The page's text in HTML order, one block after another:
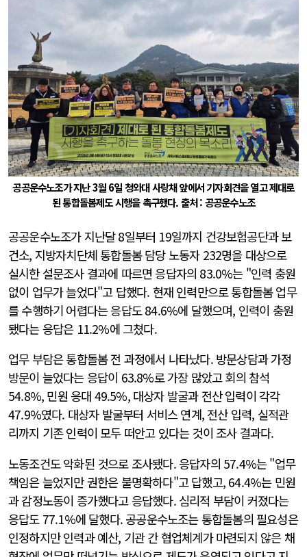
공공운수노조가 지난 3월 6일 청와대 사랑채 앞에서 기자회견을 열고 제대로
된 통합돌봄제도 시행을 촉구했다. 출처 : 공공운수노조
공공운수노조가 지난달 8일부터 19일까지 건강보험공단과 보
건소, 지방자치단체 통합돌봄 담당 노동자 232명을 대상으로
실시한 설문조사 결과에 따르면 응답자의 83.0%는 "인력 충원
없이 업무가 늘었다"고 답했다. 현재 인력만으로 통합돌봄 업무
를 수행하기 어렵다는 응답도 84.6%에 달했으며, 인력이 충원
됐다는 응답은 11.2%에 그쳤다.
업무 부담은 통합돌봄 전 과정에서 나타났다. 방문상담과 가정
방문이 늘었다는 응답이 63.8%로 가장 많았고 회의 참석
54.8%, 민원 응대 49.5%, 대상자 발굴과 전산 입력이 각각
47.9%였다. 대상자 발굴부터 서비스 연계, 전산 입력, 실적관
리까지 기존 인력이 모두 떠안고 있다는 것이 조사 결과다.
노동조건도 악화된 것으로 조사됐다. 응답자의 57.4%는 "업무
책임은 늘었지만 권한은 불명확하다"고 답했고, 64.4%는 민원
과 감정노동이 증가했다고 응답했다. 심리적 부담이 커졌다는
응답도 77.1%에 달했다. 공공운수노조는 통합돌봄의 필요성은
인정하지만 인력과 예산, 기관 간 협업체계가 마련되지 않은 채